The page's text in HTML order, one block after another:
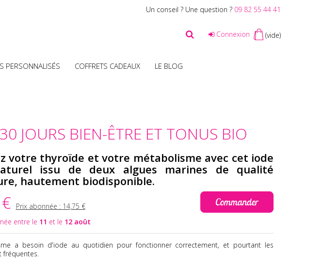
Un conseil ? Une question ? 09 82 55 44 41
Connexion (vide)
PERSONNALISÉS COFFRETS CADEAUX LE BLOG
JOURS BIEN-ÊTRE ET TONUS BIO
votre thyroïde et votre métabolisme avec cet iode
issu de deux algues marines de qualité
hautement biodisponible.
Prix abonnée : 14,75 €
entre le 11 et le 12 août
Commander
a besoin d'iode au quotidien pour fonctionner correctement, et pourtant les
fréquentes.